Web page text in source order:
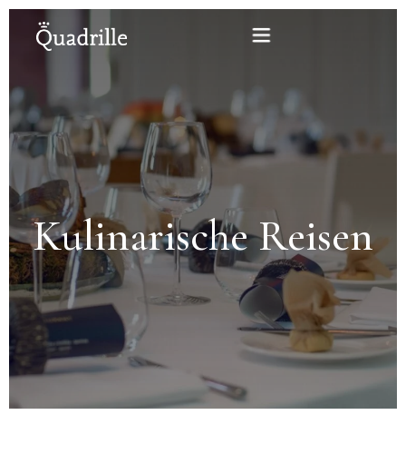
Startseite
Hotel für Erwachsene
Zimmer
Pakete
Weißes Kaninchen Restaurant
Konferenzen
Kulinarische Reisen